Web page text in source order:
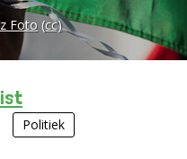
Foto (cc)
Politiek